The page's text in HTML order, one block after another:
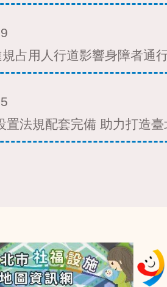
占用人行道影響身障者通
置法規配套完備 助力打造